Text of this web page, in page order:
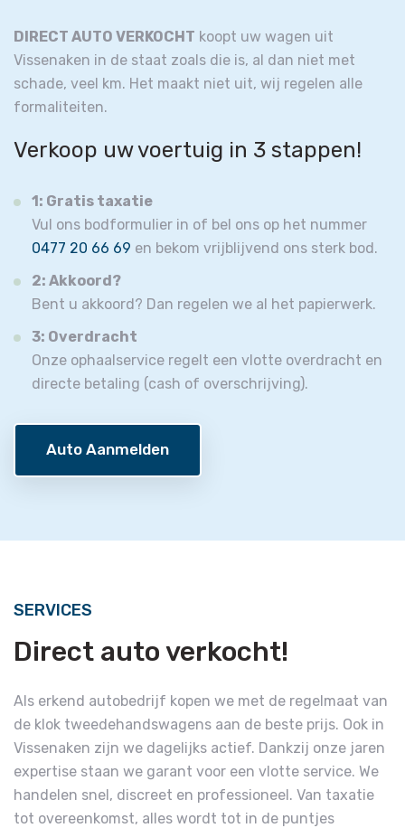
DIRECT AUTO VERKOCHT koopt uw wagen uit
Vissenaken in de staat zoals die is, al dan niet met
schade, veel km. Het maakt niet uit, wij regelen alle
formaliteiten.
Verkoop uw voertuig in 3 stappen!
1: Gratis taxatie
Vul ons bodformulier in of bel ons op het nummer
0477 20 66 69 en bekom vrijblijvend ons sterk bod.
2: Akkoord?
Bent u akkoord? Dan regelen we al het papierwerk.
3: Overdracht
Onze ophaalservice regelt een vlotte overdracht en
directe betaling (cash of overschrijving).
Auto Aanmelden
SERVICES
Direct auto verkocht!
Als erkend autobedrijf kopen we met de regelmaat van
de klok tweedehandswagens aan de beste prijs. Ook in
Vissenaken zijn we dagelijks actief. Dankzij onze jaren
expertise staan we garant voor een vlotte service. We
handelen snel, discreet en professioneel. Van taxatie
tot overeenkomst, alles wordt tot in de puntjes